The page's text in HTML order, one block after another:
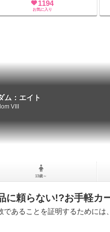
1194
お気に入り
ム：エイト
VIII
13歳～
に頼らない!?お手軽カ
あることを証明するためには